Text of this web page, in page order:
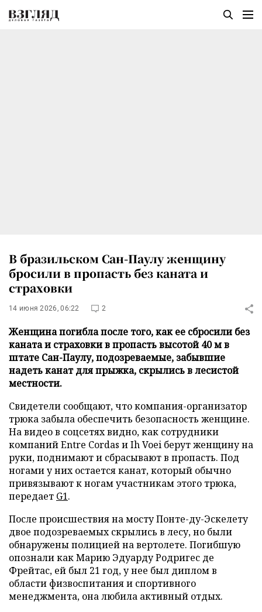
В бразильском Сан-Паулу женщину
бросили в пропасть без каната и
страховки
14 июня 2026, 06:22 2
Женщина погибла после того, как ее сбросили без
каната и страховки в пропасть высотой 40 м в
штате Сан-Паулу, подозреваемые, забывшие
надеть канат для прыжка, скрылись в лесистой
местности.
Свидетели сообщают, что компания-организатор
трюка забыла обеспечить безопасность женщине.
На видео в соцсетях видно, как сотрудники
компаний Entre Cordas и Ih Voei берут женщину на
руки, поднимают и сбрасывают в пропасть. Под
ногами у них остается канат, который обычно
привязывают к ногам участникам этого трюка,
передает G1.
После происшествия на мосту Понте-ду-Эскелету
двое подозреваемых скрылись в лесу, но были
обнаружены полицией на вертолете. Погибшую
опознали как Марию Эдуарду Родригес де
Фрейтас, ей был 21 год, у нее был диплом в
области физвоспитания и спортивного
менеджмента, она любила активный отдых.